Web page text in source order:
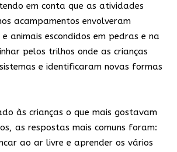
em conta que as atividades
acampamentos envolveram
animais escondidos em pedras e na
pelos trilhos onde as crianças
e identificaram novas formas
às crianças o que mais gostavam
as respostas mais comuns foram:
ao ar livre e aprender os vários